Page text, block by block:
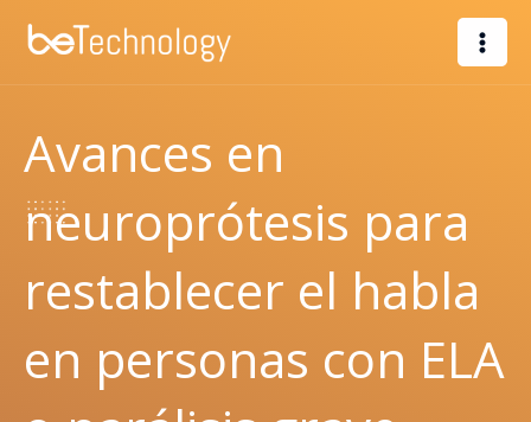
Avances en
neuroprótesis para
restablecer el habla
en personas con ELA